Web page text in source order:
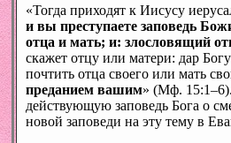
«Тогда приходят к Иисусу
и вы преступаете заповедь
отца и мать; и: злословящий
скажет отцу или матери: дар
почтить отца своего или мать
преданием вашим» (Мф.
действующую заповедь Бога о
новой заповеди на эту тему в